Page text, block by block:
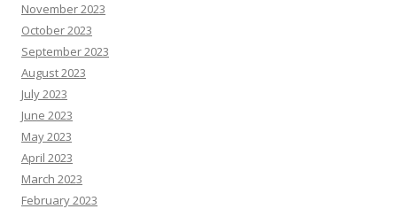
November 2023
October 2023
September 2023
August 2023
July 2023
June 2023
May 2023
April 2023
March 2023
February 2023